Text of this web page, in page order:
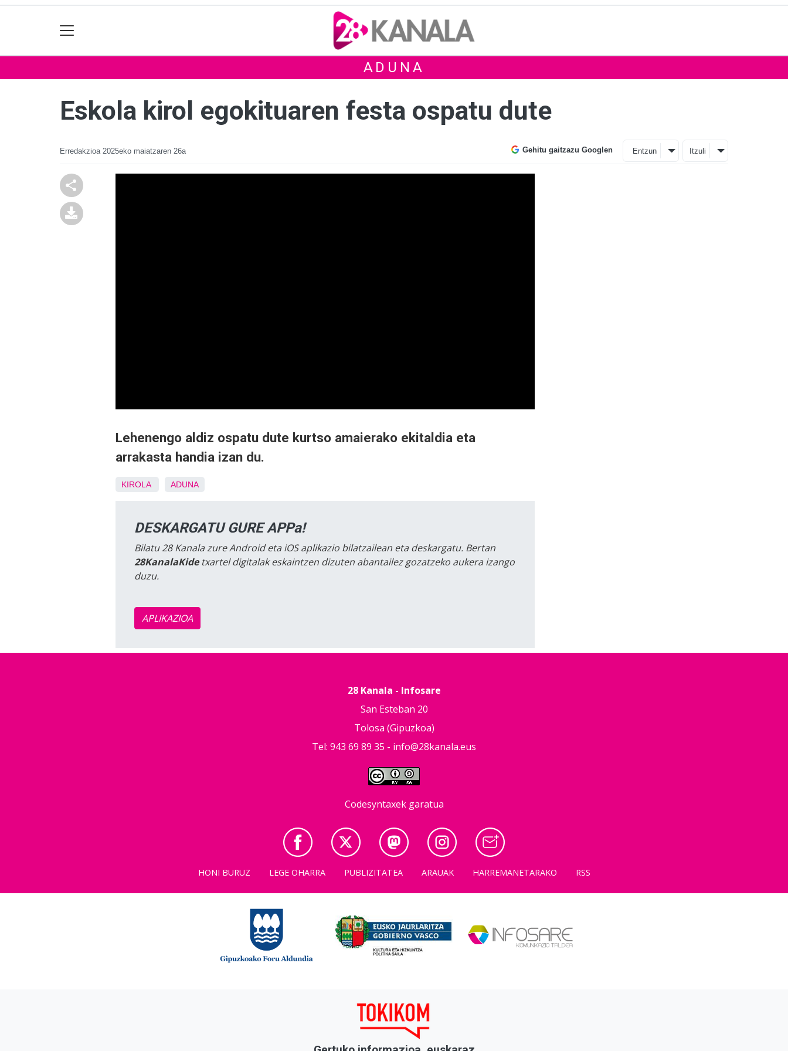
ADUNA
Eskola kirol egokituaren festa ospatu dute
Erredakzioa 2025eko maiatzaren 26a Gehitu gaitzazu Googlen Entzun Itzuli
Lehenengo aldiz ospatu dute kurtso amaierako ekitaldia eta
arrakasta handia izan du.
KIROLA ADUNA
DESKARGATU GURE APPa!
Bilatu 28 Kanala zure Android eta iOS aplikazio bilatzailean eta deskargatu. Bertan
28KanalaKidetxartel digitalak eskaintzen dizuten abantailez gozatzeko aukera izango
duzu.
APLIKAZIOA
28 Kanala - Infosare
San Esteban 20
Tolosa (Gipuzkoa)
Tel: 943 69 89 35 - info@28kanala.eus
Codesyntaxek garatua
HONI BURUZ LEGE OHARRA PUBLIZITATEA ARAUAK HARREMANETARAKO RSS